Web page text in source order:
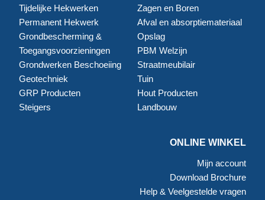
Tijdelijke Hekwerken
Permanent Hekwerk
Grondbescherming &
Toegangsvoorzieningen
Grondwerken Beschoeiing
Geotechniek
GRP Producten
Steigers
Zagen en Boren
Afval en absorptiemateriaal
Opslag
PBM Welzijn
Straatmeubilair
Tuin
Hout Producten
Landbouw
ONLINE WINKEL
Mijn account
Download Brochure
Help & Veelgestelde vragen